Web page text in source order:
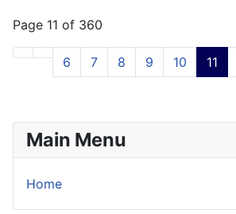
Page 11 of 360
6 7 8 9 10 11
Main Menu
Home